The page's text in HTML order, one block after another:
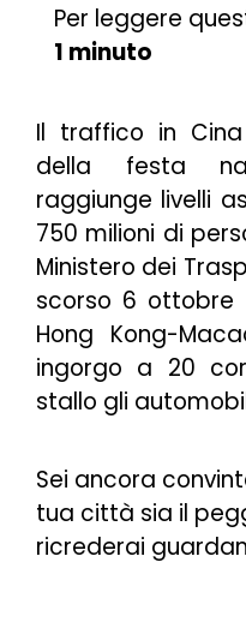
Per leggere
1 minuto
Il traffico in
della festa
raggiunge livelli
750 milioni di
Ministero dei
scorso 6 ottobre
Hong Kong-
ingorgo a 20
stallo gli
Sei ancora
tua città sia il
ricrederai